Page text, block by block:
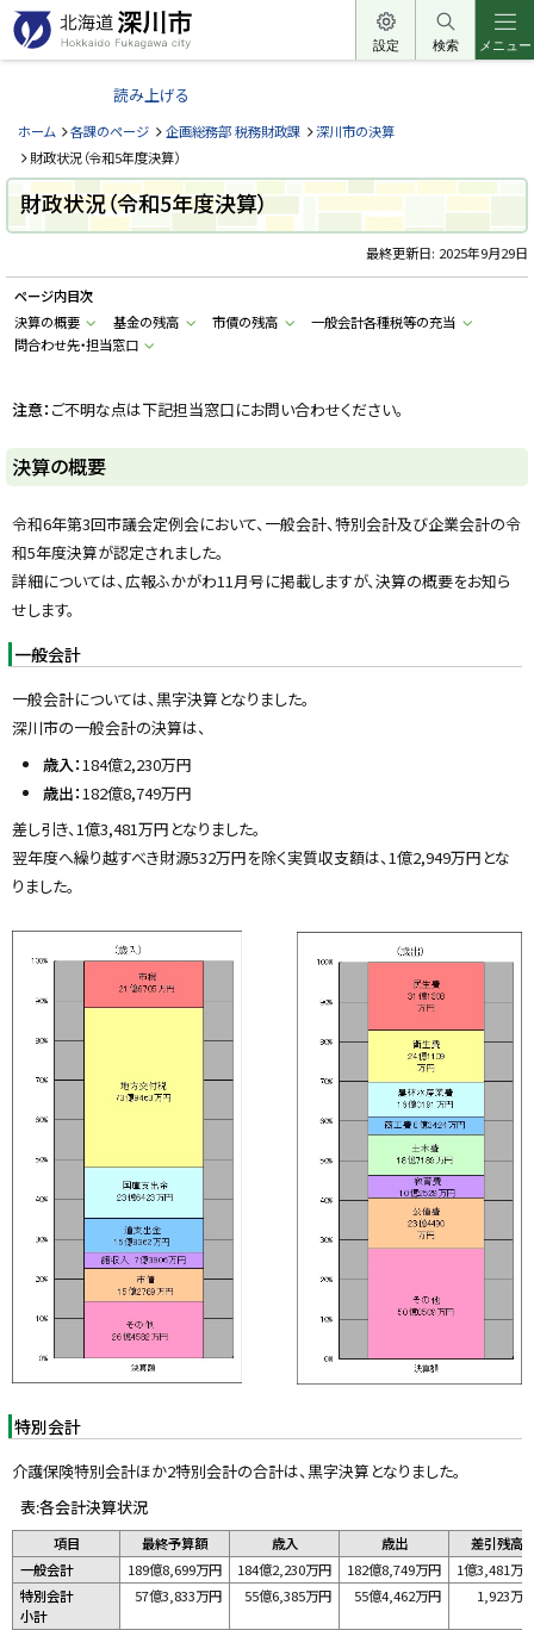
本
文
へ
ー
北
道
深
川
市
H
k
a
d
o
a
a
w
a
t
y
設定 検索 メニュー
読み上げる
ホーム 各課のページ 企画総務部 税務財政課
深川市の決算
財政状況（令和5年度決算）
財政状況（令和5年度決算）
最終更新日: 2025年9月29日
ページ内目次
決算の概要
基金の残高 市債の残高
一般会計各種税等の充当
問合わせ先・担当窓口
注意： ご不明な点は下記担当窓口にお問い合わせください。
決算の概要
令和6年第3回市議会定例会において、一般会計、特別会計及び企業会計の令
和5年度決算が認定されました。
詳細については、広報ふかがわ11月号に掲載しますが、決算の概要をお知ら
せします。
一般会計
一般会計については、黒字決算となりました。
深川市の一般会計の決算は、
歳入： 184億2,230万円
歳出： 182億8,749万円
差し引き、1億3,481万円となりました。
翌年度へ繰り越すべき財源532万円を除く実質収支額は、1億2,949万円とな
りました。
特別会計
介護保険特別会計ほか2特別会計の合計は、黒字決算となりました。
表:各会計決算状況
項目 最終予算額 歳入 歳出
差引残高
一般会計
189億8,699万円 184億2,230万円 182億8,749万円
1億3,481万
特別会計
小計
57億3,833万円 55億6,385万円 55億4,462万円 1,923万